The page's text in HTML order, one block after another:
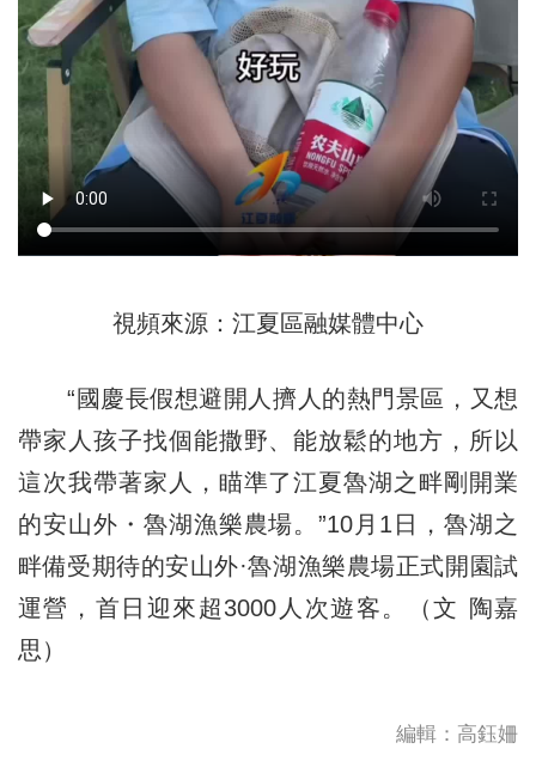
視頻來源：江夏區融媒體中心
“國慶長假想避開人擠人的熱門景區，又想
帶家人孩子找個能撒野、能放鬆的地方，所以
這次我帶著家人，瞄準了江夏魯湖之畔剛開業
的安山外・魯湖漁樂農場。”10月1日，魯湖之
畔備受期待的安山外·魯湖漁樂農場正式開園試
運營，首日迎來超3000人次遊客。（文 陶嘉
思）
編輯：高鈺姍